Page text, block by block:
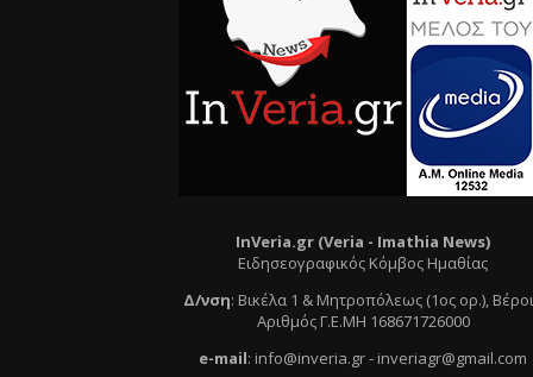
InVeria.gr (Veria - Ιmathia News)
Ειδησεογραφικός Κόμβος Ημαθίας
Δ/νση: Βικέλα 1 & Μητροπόλεως (1ος ορ.),
Αριθμός Γ.Ε.ΜΗ 168671726000
e-mail: info@inveria.gr- inveriagr@gmail.com